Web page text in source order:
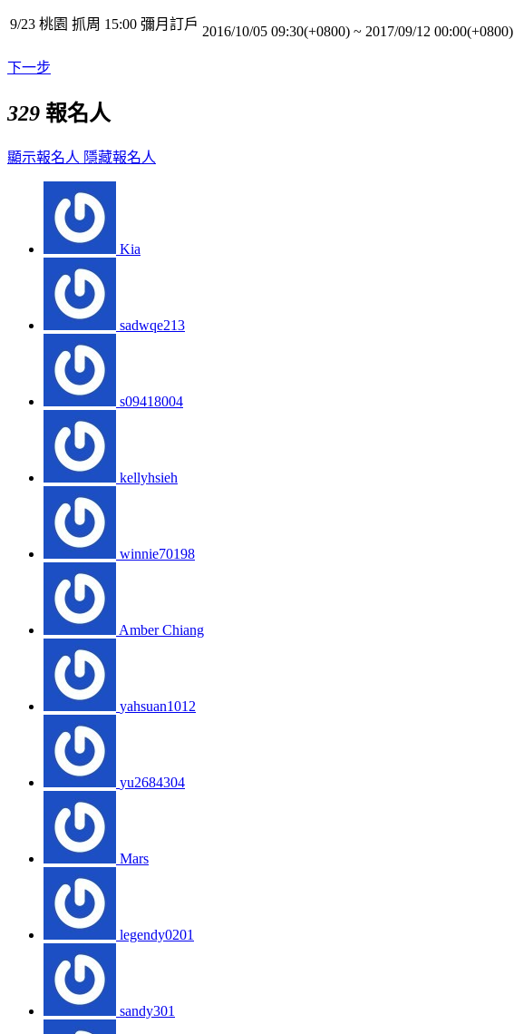
9/23 桃園 抓周 15:00 彌月訂戶 2016/10/05 09:30(+0800) ~ 2017/09/12 00:00(+0800)
下一步
329 報名人
顯示報名人 隱藏報名人
Kia
sadwqe213
s09418004
kellyhsieh
winnie70198
Amber Chiang
yahsuan1012
yu2684304
Mars
legendy0201
sandy301